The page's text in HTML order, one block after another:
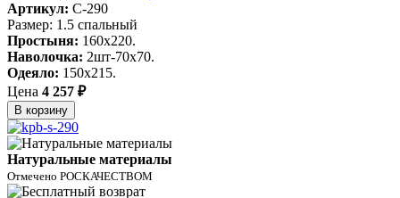
Артикул: C-290
Размер: 1.5 спальный
Простыня: 160х220.
Наволочка: 2шт-70х70.
Одеяло: 150х215.
Цена 4 257 ₽
В корзину
Натуральные материалы
Отмечено РОСКАЧЕСТВОМ